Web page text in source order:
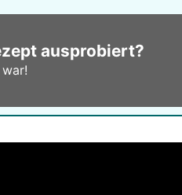
ausprobiert?